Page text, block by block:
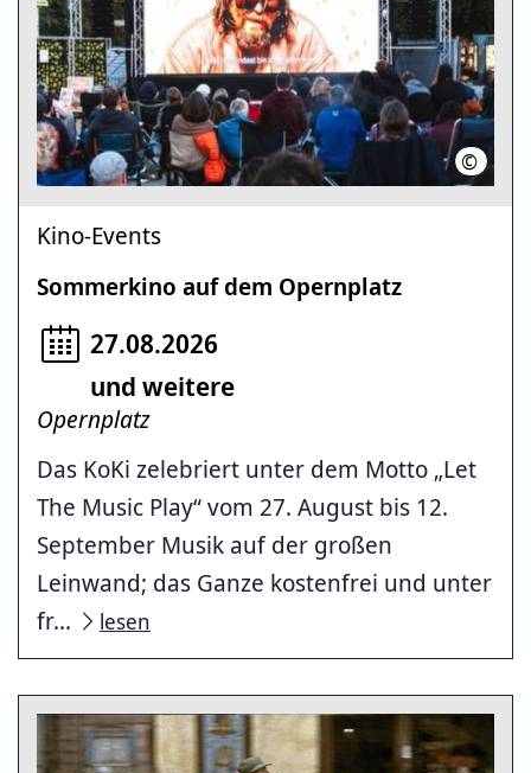
©
Kino-Events
Sommerkino auf dem Opernplatz
27.08.2026
und weitere
Opernplatz
Das KoKi zelebriert unter dem Motto „Let
The Music Play“ vom 27. August bis 12.
September Musik auf der großen
Leinwand; das Ganze kostenfrei und unter
fr...
lesen